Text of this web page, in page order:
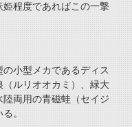
程度であればこの一撃
小型メカであるディス
ルリオオカミ）、緑大
両用の青磁蛙（セイジ
。